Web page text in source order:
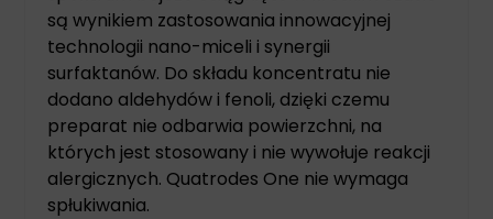
są wynikiem zastosowania innowacyjnej
technologii nano-miceli i synergii
surfaktanów. Do składu koncentratu nie
dodano aldehydów i fenoli, dzięki czemu
preparat nie odbarwia powierzchni, na
których jest stosowany i nie wywołuje reakcji
alergicznych. Quatrodes One nie wymaga
spłukiwania.